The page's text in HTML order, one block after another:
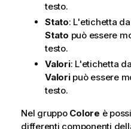
testo.
Stato: L'etichetta
Stato può essere
testo.
Valori: L'etichetta
Valoripuò essere
testo.
Nel gruppo Colore è
differenti componenti